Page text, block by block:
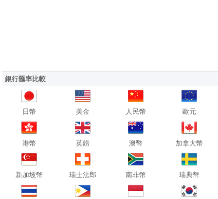
銀行匯率比較
日幣 美金 人民幣 歐元
港幣 英鎊 澳幣 加拿大幣
新加坡幣 瑞士法郎 南非幣 瑞典幣